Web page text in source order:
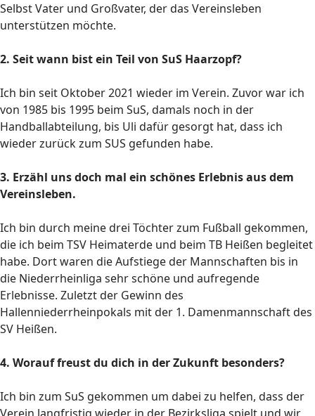
Selbst Vater und Großvater, der das Vereinsleben
unterstützen möchte.
2. Seit wann bist ein Teil von SuS Haarzopf?
Ich bin seit Oktober 2021 wieder im Verein. Zuvor war ich
von 1985 bis 1995 beim SuS, damals noch in der
Handballabteilung, bis Uli dafür gesorgt hat, dass ich
wieder zurück zum SUS gefunden habe.
3. Erzähl uns doch mal ein schönes Erlebnis aus dem
Vereinsleben.
Ich bin durch meine drei Töchter zum Fußball gekommen,
die ich beim TSV Heimaterde und beim TB Heißen begleitet
habe. Dort waren die Aufstiege der Mannschaften bis in
die Niederrheinliga sehr schöne und aufregende
Erlebnisse. Zuletzt der Gewinn des
Hallenniederrheinpokals mit der 1. Damenmannschaft des
SV Heißen.
4. Worauf freust du dich in der Zukunft besonders?
Ich bin zum SuS gekommen um dabei zu helfen, dass der